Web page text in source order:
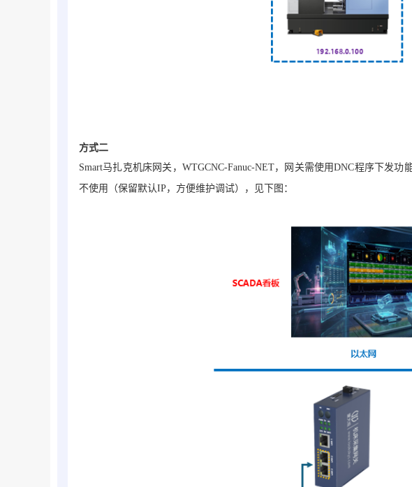
方式二
Smart马扎克机床网关，WTGCNC-Fanuc-NET，网关需使用DNC程序下发功
不使用（保留默认IP，方便维护调试），见下图：